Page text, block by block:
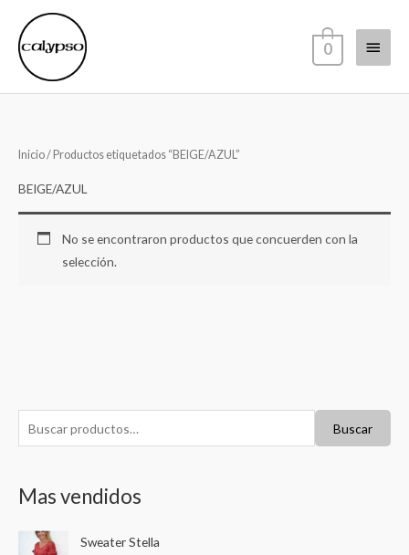
contenido
Menú
0
u
c
Buscar
Mas vendidos
Sweater Stella
Inicio/ Productos etiquetados “BEIGE/AZUL”
BEIGE/AZUL
No se encontraron productos que concuerden con la
selección.